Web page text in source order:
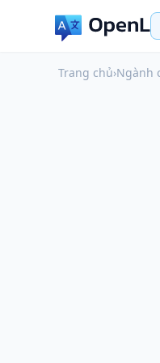
Trang chủ›Ngành